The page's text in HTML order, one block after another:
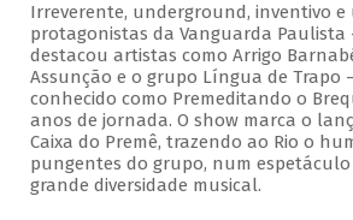
Irreverente, underground, inventivo e
protagonistas da Vanguarda Paulista
destacou artistas como Arrigo
Assunção e o grupo Língua de Trapo
conhecido como Premeditando o
anos de jornada. O show marca o
Caixa do Premê, trazendo ao Rio o
pungentes do grupo, num espetáculo
grande diversidade musical.